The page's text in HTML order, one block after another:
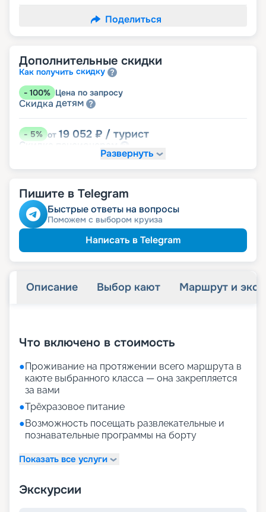
Поделиться
Дополнительные скидки
Как получить скидку
- 100% Цена по запросу
Скидка детям
-5% от 19 052 ₽ / турист
Скидка
Развернуть
Пишите в Telegram
Быстрые ответы на вопросы
Поможем с выбором круиза
Написать в Telegram
Описание Выбор кают Маршрут и
Что включено в стоимость
●Проживание на протяжении всего маршрута в
каюте выбранного класса — она закрепляется
за вами
●Трёхразовое питание
●Возможность посещать развлекательные и
познавательные программы на борту
Показать все услуги
Экскурсии